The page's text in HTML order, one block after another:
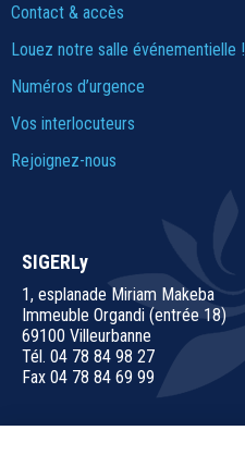
Contact & accès
Louez notre salle événementielle !
Numéros d’urgence
Vos interlocuteurs
Rejoignez-nous
SIGERLy
1, esplanade Miriam Makeba
Immeuble Organdi (entrée 18)
69100 Villeurbanne
Tél. 04 78 84 98 27
Fax 04 78 84 69 99